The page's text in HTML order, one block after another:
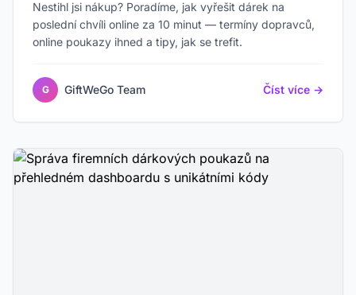
Nestihl jsi nákup? Poradíme, jak vyřešit dárek na
poslední chvíli online za 10 minut — termíny dopravců,
online poukazy ihned a tipy, jak se trefit.
G GiftWeGo Team Číst více →